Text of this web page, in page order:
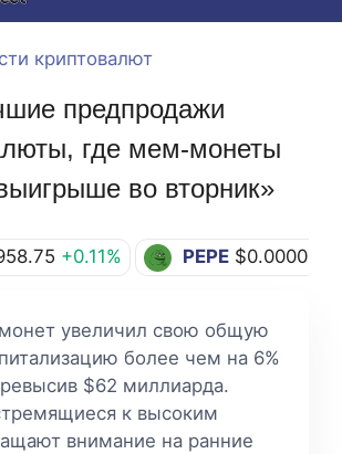
криптовалют
предпродажи
где мем-монеты
во вторник»
+0.11% PEPE $0.0000028
увеличил свою общую
более чем на 6%
$62 миллиарда.
к высоким
внимание на ранние